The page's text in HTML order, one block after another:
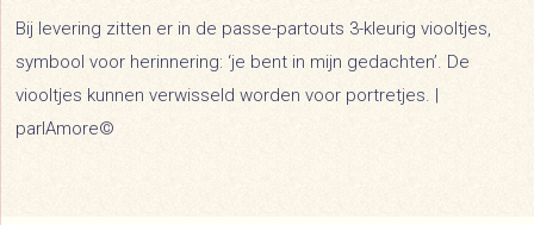
Bij levering zitten er in de passe-partouts 3-kleurig viooltjes,
symbool voor herinnering: ‘je bent in mijn gedachten’. De
viooltjes kunnen verwisseld worden voor portretjes. |
parlAmore©